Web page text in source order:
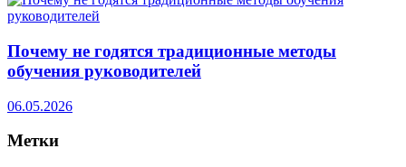
Почему не годятся традиционные методы
обучения руководителей
06.05.2026
Метки